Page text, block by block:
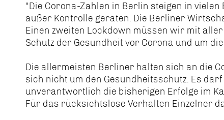
"Die Corona-Zahlen in Berlin steigen in
außer Kontrolle geraten. Die Berliner
Einen zweiten Lockdown müssen wir mit
Schutz der Gesundheit vor Corona und um
Die allermeisten Berliner halten sich an die
sich nicht um den Gesundheitsschutz. Es
unverantwortlich die bisherigen Erfolge im
Für das rücksichtslose Verhalten Einzelner